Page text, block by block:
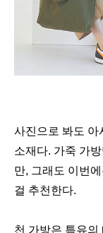
사진으로 봐도 아
소재다. 가죽 가
만, 그래도 이번
걸 추천한다.
천 가방은 특유의